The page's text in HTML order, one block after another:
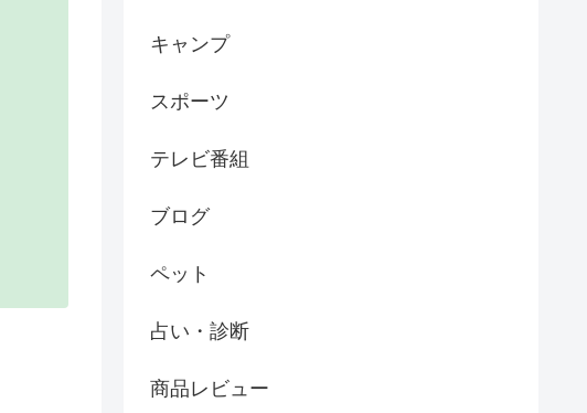
キャンプ
スポーツ
テレビ番組
ブログ
ペット
占い・診断
商品レビュー